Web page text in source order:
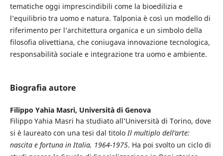
tematiche oggi imprescindibili come la bioedilizia e
l’equilibrio tra uomo e natura. Talponia è così un modello di
riferimento per l’architettura organica e un simbolo della
filosofia olivettiana, che coniugava innovazione tecnologica,
responsabilità sociale e integrazione tra uomo e ambiente.
Biografia autore
Filippo Yahia Masri, Università di Genova
Filippo Yahia Masri ha studiato all’Università di Torino, dove
si è laureato con una tesi dal titoloIl multiplo dell’arte:
nascita e fortuna in Italia, 1964-1975. Ha poi svolto un ciclo di